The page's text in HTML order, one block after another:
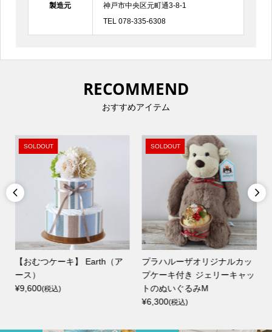
製造元
神戸市中央区元町通3-8-1
TEL 078-335-6308
RECOMMEND
おすすめアイテム

SOLDOUT
【おむつケーキ】 Earth（ア
ース）
¥9,600(税込)
SOLDOUT
プラハルーザオリジナルカッ
プケーキ付き ジェリーキャッ
トのぬいぐるみM
¥6,300(税込)
